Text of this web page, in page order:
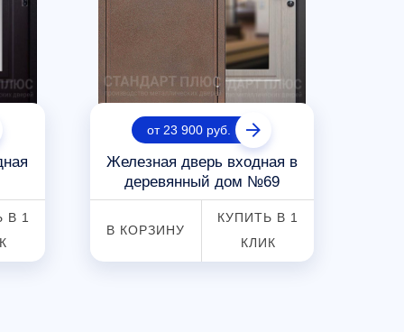
В 1
от 23 900 руб.
Железная дверь входная в
деревянный дом №69
В КОРЗИНУ
КУПИТЬ В 1
КЛИК